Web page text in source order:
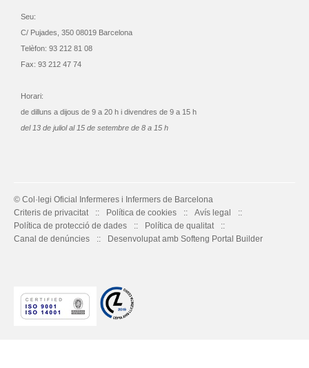
Seu:
C/ Pujades, 350 08019 Barcelona
Telèfon: 93 212 81 08
Fax: 93 212 47 74
Horari:
de dilluns a dijous de 9 a 20 h i divendres de 9 a 15 h
del 13 de juliol al 15 de setembre de 8 a 15 h
© Col·legi Oficial Infermeres i Infermers de Barcelona
Criteris de privacitat
Política de cookies
Avís legal
Política de protecció de dades
Política de qualitat
Canal de denúncies
Desenvolupat amb Softeng Portal Builder